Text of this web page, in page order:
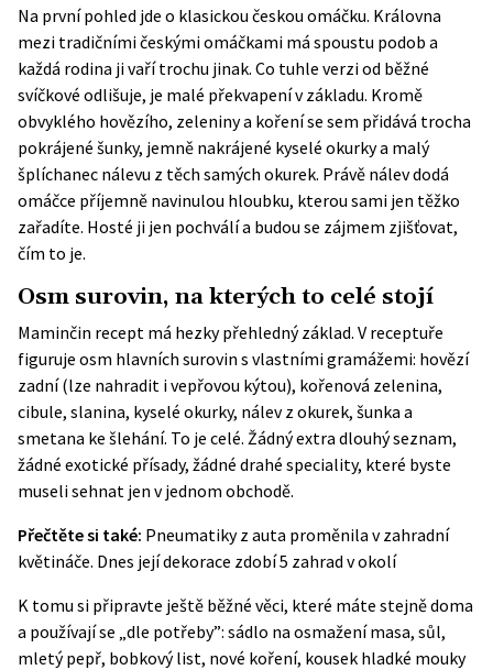
Na první pohled jde o klasickou českou omáčku. Královna
mezi tradičními českými omáčkami má spoustu podob a
každá rodina ji vaří trochu jinak. Co tuhle verzi od běžné
svíčkové odlišuje, je malé překvapení v základu. Kromě
obvyklého hovězího, zeleniny a koření se sem přidává trocha
pokrájené šunky, jemně nakrájené kyselé okurky a malý
šplíchanec nálevu z těch samých okurek. Právě nálev dodá
omáčce příjemně navinulou hloubku, kterou sami jen těžko
zařadíte. Hosté ji jen pochválí a budou se zájmem zjišťovat,
čím to je.
Osm surovin, na kterých to celé stojí
Maminčin recept má hezky přehledný základ. V receptuře
figuruje osm hlavních surovin s vlastními gramážemi: hovězí
zadní (lze nahradit i vepřovou kýtou), kořenová zelenina,
cibule, slanina, kyselé okurky, nálev z okurek, šunka a
smetana ke šlehání. To je celé. Žádný extra dlouhý seznam,
žádné exotické přísady, žádné drahé speciality, které byste
museli sehnat jen v jednom obchodě.
Přečtěte si také: Pneumatiky z auta proměnila v zahradní
květináče. Dnes její dekorace zdobí 5 zahrad v okolí
K tomu si připravte ještě běžné věci, které máte stejně doma
a používají se „dle potřeby”: sádlo na osmažení masa, sůl,
mletý pepř, bobkový list, nové koření, kousek hladké mouky